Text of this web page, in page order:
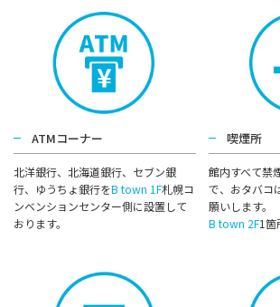
ATMコーナー
北洋銀⾏、北海道銀⾏、セブン銀
行、ゆうちょ銀⾏をB town 1F札幌コ
ンベンションセンター側に設置して
おります。
喫煙所
館内すべて禁
で、おタバコ
願いします。
B town 2F1箇